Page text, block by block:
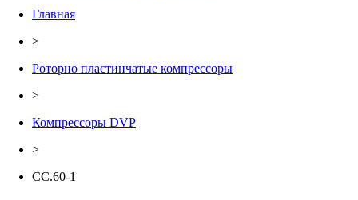
Главная
>
Роторно пластинчатые компрессоры
>
Компрессоры DVP
>
CC.60-1